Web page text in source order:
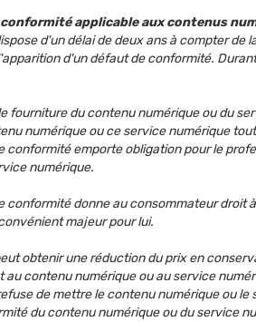
conformité applicable aux contenus
d'un délai de deux ans à compter
d'un défaut de conformité.
fourniture du contenu numérique ou du
numérique ou ce service numérique
conformité emporte obligation pour le
numérique.
conformité donne au consommateur droit
majeur pour lui.
obtenir une réduction du prix en
contenu numérique ou au service
de mettre le contenu numérique ou
du contenu numérique ou du service